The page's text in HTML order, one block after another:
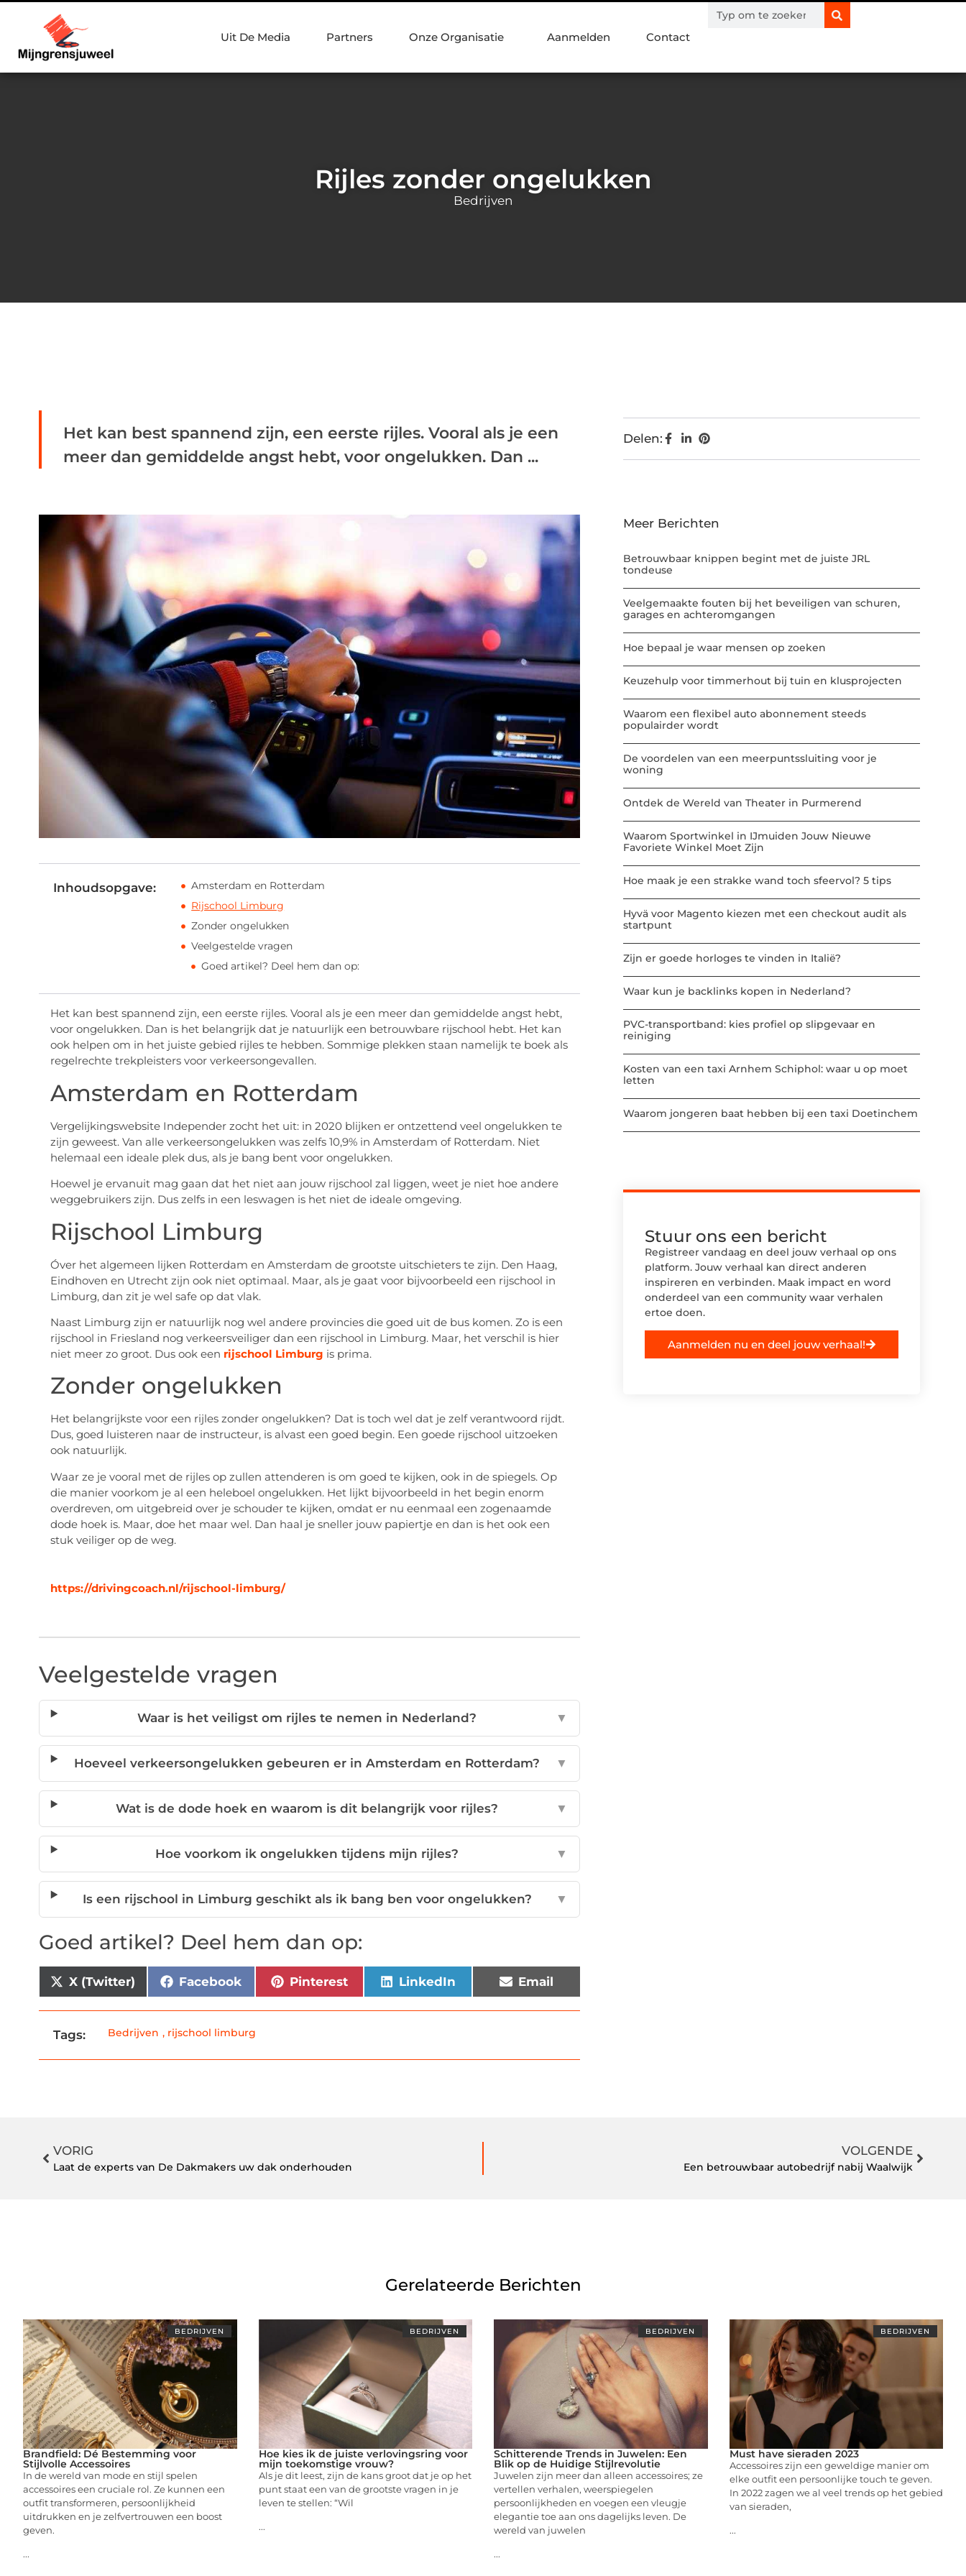
Uit De Media Partners Onze Organisatie Aanmelden Contact
Rijles zonder ongelukken
Bedrijven
Het kan best spannend zijn, een eerste rijles. Vooral als je een
meer dan gemiddelde angst hebt, voor ongelukken. Dan ...
Inhoudsopgave:
Amsterdam en Rotterdam
Rijschool Limburg
Zonder ongelukken
Veelgestelde vragen
Goed artikel? Deel hem dan op:
Het kan best spannend zijn, een eerste rijles. Vooral als je een meer dan gemiddelde angst hebt,
voor ongelukken. Dan is het belangrijk dat je natuurlijk een betrouwbare rijschool hebt. Het kan
ook helpen om in het juiste gebied rijles te hebben. Sommige plekken staan namelijk te boek als
regelrechte trekpleisters voor verkeersongevallen.
Amsterdam en Rotterdam
Vergelijkingswebsite Independer zocht het uit: in 2020 blijken er ontzettend veel ongelukken te
zijn geweest. Van alle verkeersongelukken was zelfs 10,9% in Amsterdam of Rotterdam. Niet
helemaal een ideale plek dus, als je bang bent voor ongelukken.
Hoewel je ervanuit mag gaan dat het niet aan jouw rijschool zal liggen, weet je niet hoe andere
weggebruikers zijn. Dus zelfs in een leswagen is het niet de ideale omgeving.
Rijschool Limburg
Óver het algemeen lijken Rotterdam en Amsterdam de grootste uitschieters te zijn. Den Haag,
Eindhoven en Utrecht zijn ook niet optimaal. Maar, als je gaat voor bijvoorbeeld een rijschool in
Limburg, dan zit je wel safe op dat vlak.
Naast Limburg zijn er natuurlijk nog wel andere provincies die goed uit de bus komen. Zo is een
rijschool in Friesland nog verkeersveiliger dan een rijschool in Limburg. Maar, het verschil is hier
niet meer zo groot. Dus ook een rijschool Limburg is prima.
Zonder ongelukken
Het belangrijkste voor een rijles zonder ongelukken? Dat is toch wel dat je zelf verantwoord rijdt.
Dus, goed luisteren naar de instructeur, is alvast een goed begin. Een goede rijschool uitzoeken
ook natuurlijk.
Waar ze je vooral met de rijles op zullen attenderen is om goed te kijken, ook in de spiegels. Op
die manier voorkom je al een heleboel ongelukken. Het lijkt bijvoorbeeld in het begin enorm
overdreven, om uitgebreid over je schouder te kijken, omdat er nu eenmaal een zogenaamde
dode hoek is. Maar, doe het maar wel. Dan haal je sneller jouw papiertje en dan is het ook een
stuk veiliger op de weg.
https://drivingcoach.nl/rijschool-limburg/
Veelgestelde vragen
Waar is het veiligst om rijles te nemen in Nederland? ▼
Hoeveel verkeersongelukken gebeuren er in Amsterdam en Rotterdam? ▼
Wat is de dode hoek en waarom is dit belangrijk voor rijles? ▼
Hoe voorkom ik ongelukken tijdens mijn rijles? ▼
Is een rijschool in Limburg geschikt als ik bang ben voor ongelukken? ▼
Goed artikel? Deel hem dan op:
X (Twitter) Facebook Pinterest LinkedIn Email
Tags: Bedrijven , rijschool limburg
Delen:
Meer Berichten
Betrouwbaar knippen begint met de juiste JRL
tondeuse
Veelgemaakte fouten bij het beveiligen van schuren,
garages en achteromgangen
Hoe bepaal je waar mensen op zoeken
Keuzehulp voor timmerhout bij tuin en klusprojecten
Waarom een flexibel auto abonnement steeds
populairder wordt
De voordelen van een meerpuntssluiting voor je
woning
Ontdek de Wereld van Theater in Purmerend
Waarom Sportwinkel in IJmuiden Jouw Nieuwe
Favoriete Winkel Moet Zijn
Hoe maak je een strakke wand toch sfeervol? 5 tips
Hyvä voor Magento kiezen met een checkout audit als
startpunt
Zijn er goede horloges te vinden in Italië?
Waar kun je backlinks kopen in Nederland?
PVC-transportband: kies profiel op slipgevaar en
reiniging
Kosten van een taxi Arnhem Schiphol: waar u op moet
letten
Waarom jongeren baat hebben bij een taxi Doetinchem
Stuur ons een bericht
Registreer vandaag en deel jouw verhaal op ons
platform. Jouw verhaal kan direct anderen
inspireren en verbinden. Maak impact en word
onderdeel van een community waar verhalen
ertoe doen.
Aanmelden nu en deel jouw verhaal!
VORIG
Laat de experts van De Dakmakers uw dak onderhouden
VOLGENDE
Een betrouwbaar autobedrijf nabij Waalwijk
Gerelateerde Berichten
BEDRIJVEN
Brandfield: Dé Bestemming voor
Stijlvolle Accessoires
In de wereld van mode en stijl spelen
accessoires een cruciale rol. Ze kunnen een
outfit transformeren, persoonlijkheid
uitdrukken en je zelfvertrouwen een boost
geven.
...
BEDRIJVEN
Hoe kies ik de juiste verlovingsring voor
mijn toekomstige vrouw?
Als je dit leest, zijn de kans groot dat je op het
punt staat een van de grootste vragen in je
leven te stellen: “Wil
...
BEDRIJVEN
Schitterende Trends in Juwelen: Een
Blik op de Huidige Stijlrevolutie
Juwelen zijn meer dan alleen accessoires; ze
vertellen verhalen, weerspiegelen
persoonlijkheden en voegen een vleugje
elegantie toe aan ons dagelijks leven. De
wereld van juwelen
...
BEDRIJVEN
Must have sieraden 2023
Accessoires zijn een geweldige manier om
elke outfit een persoonlijke touch te geven.
In 2022 zagen we al veel trends op het gebied
van sieraden,
...